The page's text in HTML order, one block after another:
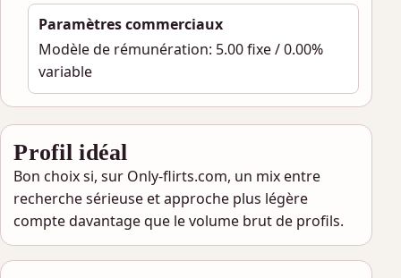
Paramètres commerciaux
Modèle de rémunération: 5.00 fixe / 0.00%
variable
Profil idéal
Bon choix si, sur Only-flirts.com, un mix entre
recherche sérieuse et approche plus légère
compte davantage que le volume brut de profils.